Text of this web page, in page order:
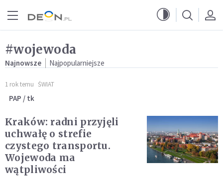
#wojewoda
Najnowsze Najpopularniejsze
1 rok temu ŚWIAT
PAP / tk
Kraków: radni przyjęli
uchwałę o strefie
czystego transportu.
Wojewoda ma
wątpliwości